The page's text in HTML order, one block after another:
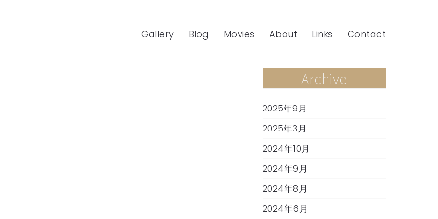
Gallery Blog Movies About Links Contact
Archive
2025年9月
2025年3月
2024年10月
2024年9月
2024年8月
2024年6月